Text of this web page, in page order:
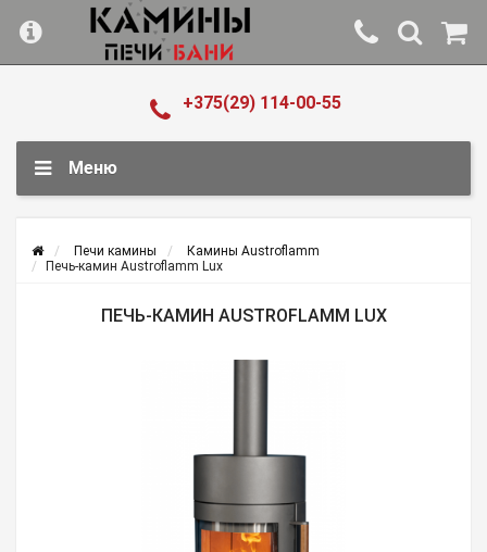
+375(29) 114-00-55
Меню
Печи камины
Камины Austroflamm
Печь-камин Austroflamm Lux
ПЕЧЬ-КАМИН AUSTROFLAMM LUX